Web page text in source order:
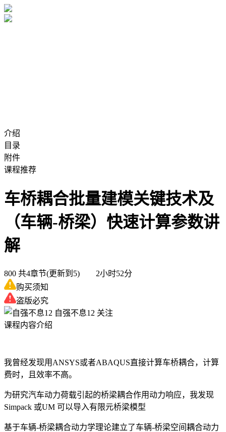
介绍
目录
附件
课程推荐
车桥耦合批量建模关键技术及
（车辆-桥梁）快速计算参数讲
解
800 共4章节(更新到5) 2小时52分
购买须知
盗版必究
自强不息12 关注
课程内容介绍
我曾经发现用ANSYS或者ABAQUS直接计算车桥耦合，计算
费时，且效率不高。
为研究汽车动力荷载引起的桥梁耦合作用动力响应，我发现
Simpack 或UM 可以导入有限元桥梁模型
基于车辆-桥梁耦合动力学理论建立了车辆-桥梁空间耦合动力